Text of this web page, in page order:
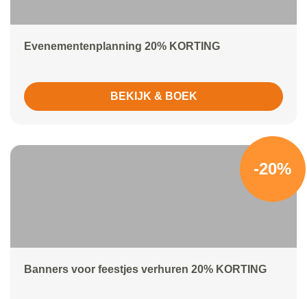
Evenementenplanning 20% KORTING
BEKIJK & BOEK
-20%
Banners voor feestjes verhuren 20% KORTING